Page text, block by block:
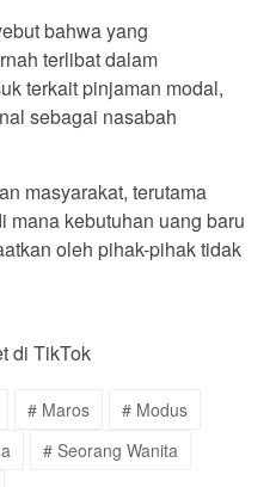
bahwa yang
terlibat dalam
terkait pinjaman modal,
sebagai nasabah
masyarakat, terutama
mana kebutuhan uang baru
oleh pihak-pihak tidak
di TikTok
# Maros
# Modus
# Seorang Wanita